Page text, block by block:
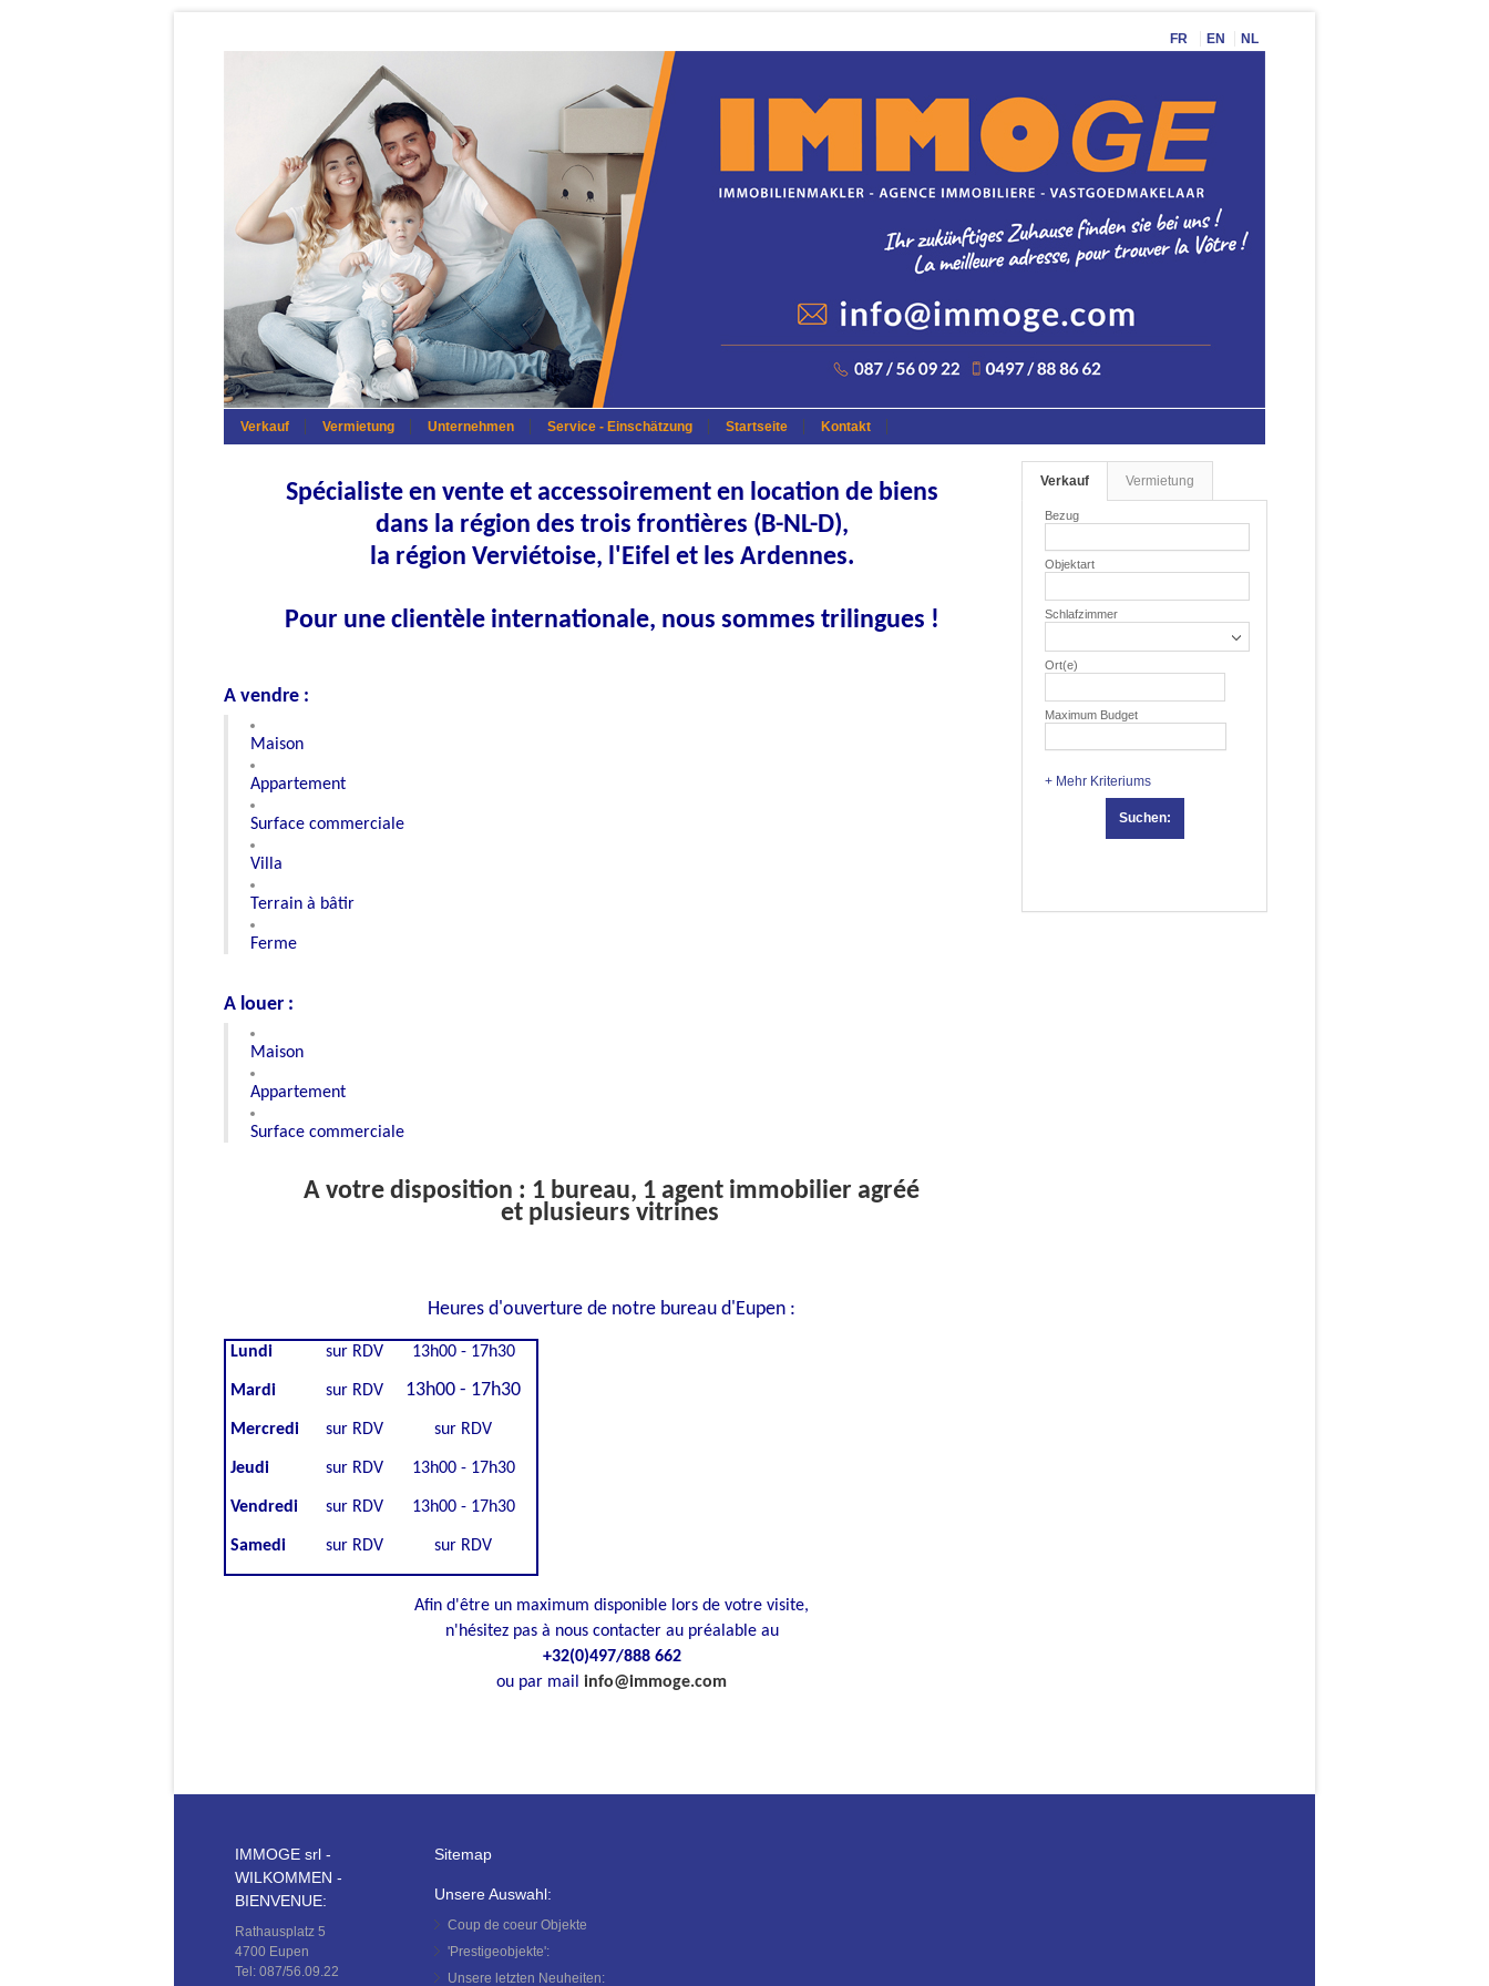
FR EN NL
Verkauf Vermietung Unternehmen Service - Einschätzung Startseite Kontakt
Spécialiste en vente et accessoirement en location de biens
dans la région des trois frontières (B-NL-D),
la région Verviétoise, l'Eifel et les Ardennes.
Pour une clientèle internationale, nous sommes trilingues !
A vendre :
Maison
Appartement
Surface commerciale
Villa
Terrain à bâtir
Ferme
A louer :
Maison
Appartement
Surface commerciale
A votre disposition : 1 bureau, 1 agent immobilier agréé
et plusieurs vitrines
Heures d'ouverture de notre bureau d'Eupen :
Lundi sur RDV 13h00 - 17h30
Mardi sur RDV 13h00 - 17h30
Mercredi sur RDV sur RDV
Jeudi sur RDV 13h00 - 17h30
Vendredi sur RDV 13h00 - 17h30
Samedi sur RDV sur RDV
Afin d'être un maximum disponible lors de votre visite,
n'hésitez pas à nous contacter au préalable au
+32(0)497/888 662
ou par mail info@immoge.com
Verkauf Vermietung
Bezug
Objektart
Schlafzimmer
Ort(e)
Maximum Budget
+ Mehr Kriteriums
Suchen:
IMMOGE srl -
WILKOMMEN -
BIENVENUE:
Rathausplatz 5
4700 Eupen
Tel: 087/56.09.22
Sitemap
Unsere Auswahl:
Coup de coeur Objekte
'Prestigeobjekte':
Unsere letzten Neuheiten: